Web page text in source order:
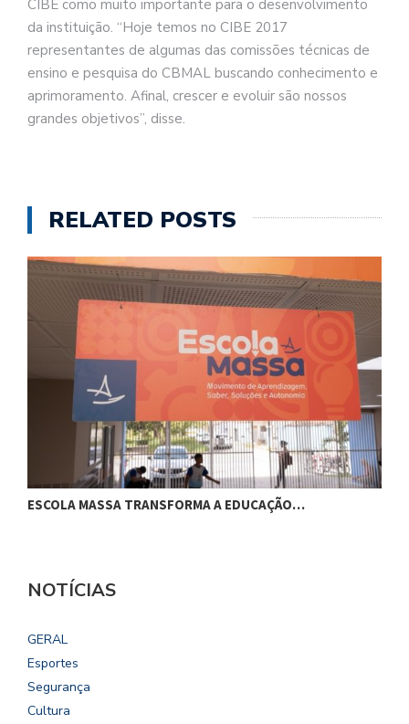
CIBE como muito importante para o desenvolvimento
da instituição. “Hoje temos no CIBE 2017
representantes de algumas das comissões técnicas de
ensino e pesquisa do CBMAL buscando conhecimento e
aprimoramento. Afinal, crescer e evoluir são nossos
grandes objetivos”, disse.
RELATED POSTS
ESCOLA MASSA TRANSFORMA A EDUCAÇÃO…
NOTÍCIAS
GERAL
Esportes
Segurança
Cultura